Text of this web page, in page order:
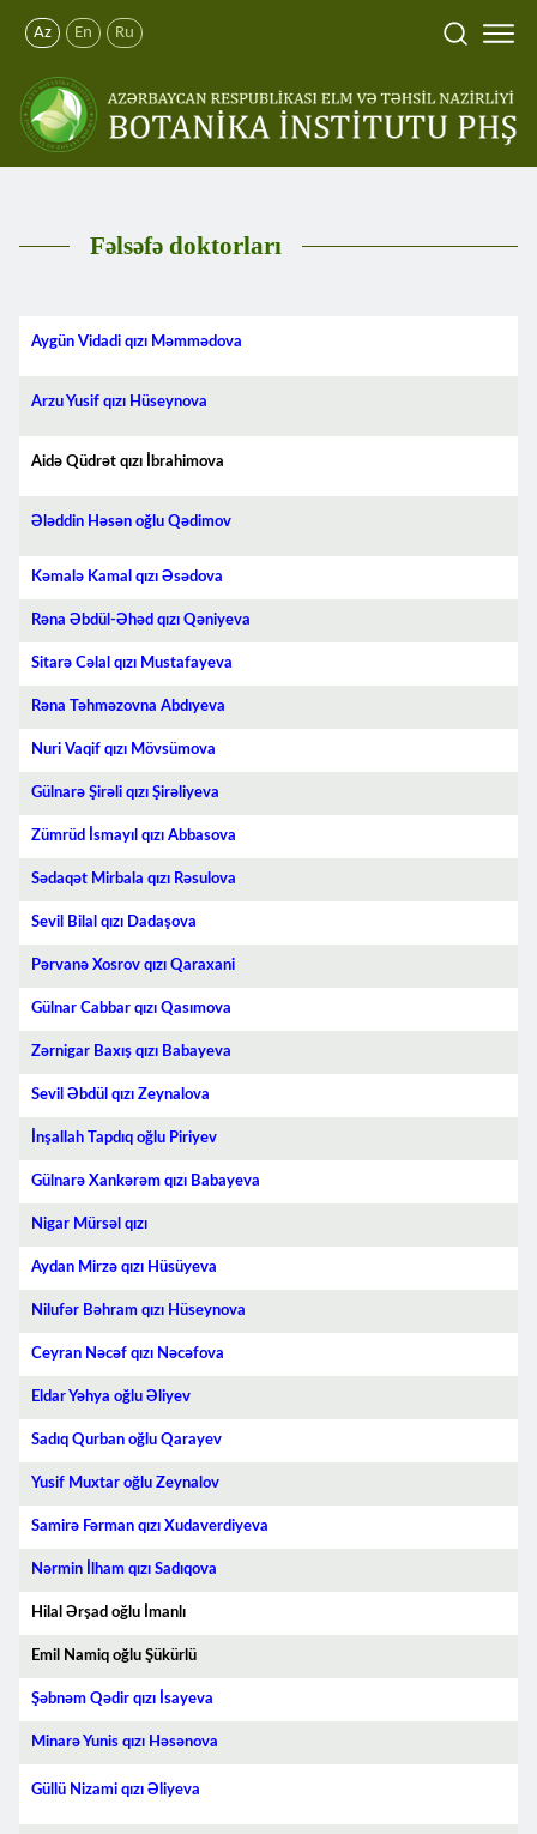
Az En Ru
Fəlsəfə doktorları
Aygün Vidadi qızı Məmmədova
Arzu Yusif qızı Hüseynova
Aidə Qüdrət qızı İbrahimova
Ələddin Həsən oğlu Qədimov
Kəmalə Kamal qızı Əsədova
Rəna Əbdül-Əhəd qızı Qəniyeva
Sitarə Cəlal qızı Mustafayeva
Rəna Təhməzovna Abdıyeva
Nuri Vaqif qızı Mövsümova
Gülnarə Şirəli qızı Şirəliyeva
Zümrüd İsmayıl qızı Abbasova
Sədaqət Mirbala qızı Rəsulova
Sevil Bilal qızı Dadaşova
Pərvanə Xosrov qızı Qaraxani
Gülnar Cabbar qızı Qasımova
Zərnigar Baxış qızı Babayeva
Sevil Əbdül qızı Zeynalova
İnşallah Tapdıq oğlu Piriyev
Gülnarə Xankərəm qızı Babayeva
Nigar Mürsəl qızı
Aydan Mirzə qızı Hüsüyeva
Nilufər Bəhram qızı Hüseynova
Ceyran Nəcəf qızı Nəcəfova
Eldar Yəhya oğlu Əliyev
Sadıq Qurban oğlu Qarayev
Yusif Muxtar oğlu Zeynalov
Samirə Fərman qızı Xudaverdiyeva
Nərmin İlham qızı Sadıqova
Hilal Ərşad oğlu İmanlı
Emil Namiq oğlu Şükürlü
Şəbnəm Qədir qızı İsayeva
Minarə Yunis qızı Həsənova
Güllü Nizami qızı Əliyeva